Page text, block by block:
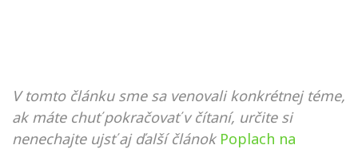
V tomto článku sme sa venovali konkrétnej téme,
ak máte chuť pokračovať v čítaní, určite si
nenechajte ujsť aj ďalší článok Poplach na